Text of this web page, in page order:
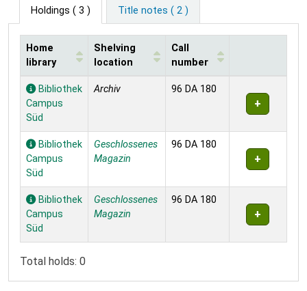
Holdings ( 3 ) Title notes ( 2 )
Holdings
Home
library
Shelving
location
Call
number
Bibliothek
Campus
Süd
Archiv 96 DA 180
Bibliothek
Campus
Süd
Geschlossenes
Magazin
96 DA 180
Bibliothek
Campus
Süd
Geschlossenes
Magazin
96 DA 180
Total holds: 0